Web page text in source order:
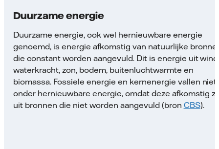
Duurzame energie
Duurzame energie, ook wel hernieuwbare energie
genoemd, is energie afkomstig van natuurlijke
die constant worden aangevuld. Dit is energie uit
waterkracht, zon, bodem, buitenluchtwarmte en
biomassa. Fossiele energie en kernenergie vallen niet
onder hernieuwbare energie, omdat deze afkomstig
uit bronnen die niet worden aangevuld (bron CBS).